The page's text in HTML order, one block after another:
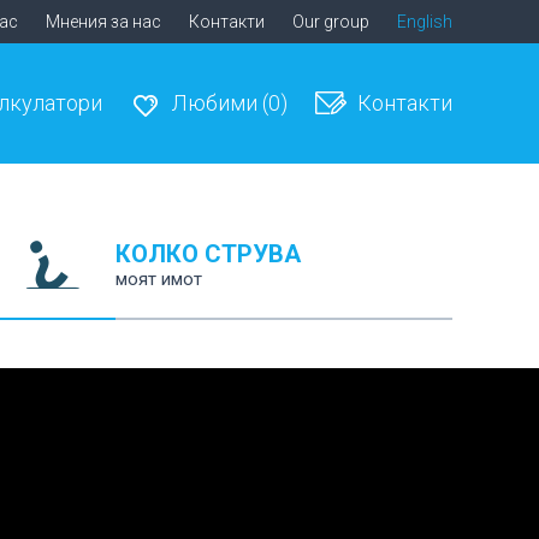
Мнения за нас Контакти Our group English
Любими (0) Контакти
КОЛКО СТРУВА
моят имот